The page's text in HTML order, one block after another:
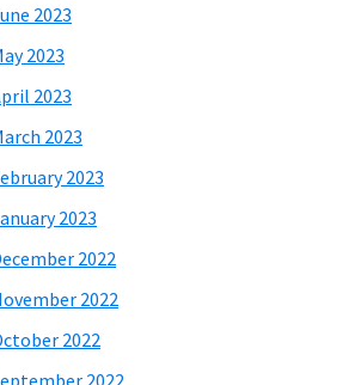
2023
2023
2023
2023
2023
2023
2022
2022
2022
2022